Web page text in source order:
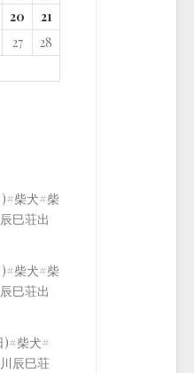
20
21
27
28
)#柴犬#柴
巳荘出
)#柴犬#柴
巳荘出
)#柴犬#
辰巳荘